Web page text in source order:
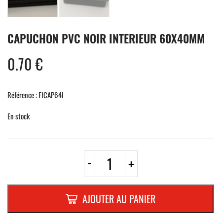
CAPUCHON PVC NOIR INTERIEUR 60X40MM
0.70€
Référence : FICAP64I
En stock
- quantité
CAPUCHON
PVC
NOIR
INTERIEUR
60x40mm
+
AJOUTER AU PANIER